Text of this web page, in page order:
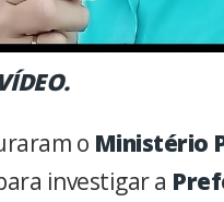
o Ministério
investigar a